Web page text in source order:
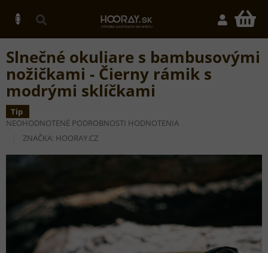
obsah
Slnečné okuliare s bambusovými
nožičkami - Čierny rámik s
modrými sklíčkami
Tip
PRIEMERNÉ
HODNOTENIE
PRODUKTU
JE
NEOHODNOTENÉ PODROBNOSTI HODNOTENIA
ZNAČKA: HOORAY.CZ